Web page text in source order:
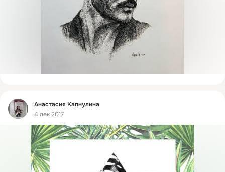
Фид
Анастасия Капнулина
4 дек 2017